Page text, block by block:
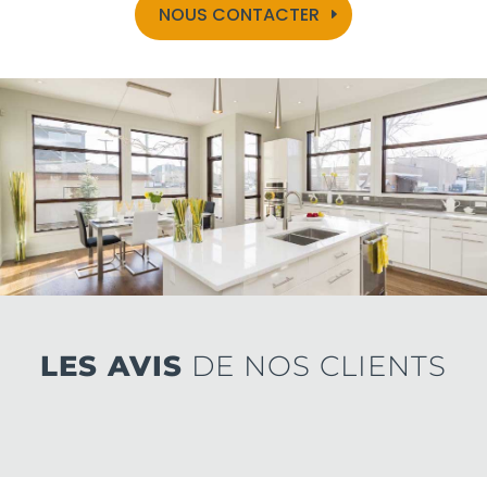
NOUS CONTACTER
LES AVIS DE NOS CLIENTS